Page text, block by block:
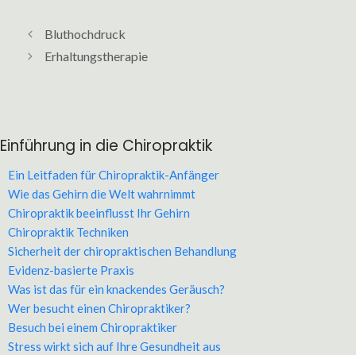
Bluthochdruck
Erhaltungstherapie
Einführung in die Chiropraktik
Ein Leitfaden für Chiropraktik-Anfänger
Wie das Gehirn die Welt wahrnimmt
Chiropraktik beeinflusst Ihr Gehirn
Chiropraktik Techniken
Sicherheit der chiropraktischen Behandlung
Evidenz-basierte Praxis
Was ist das für ein knackendes Geräusch?
Wer besucht einen Chiropraktiker?
Besuch bei einem Chiropraktiker
Stress wirkt sich auf Ihre Gesundheit aus